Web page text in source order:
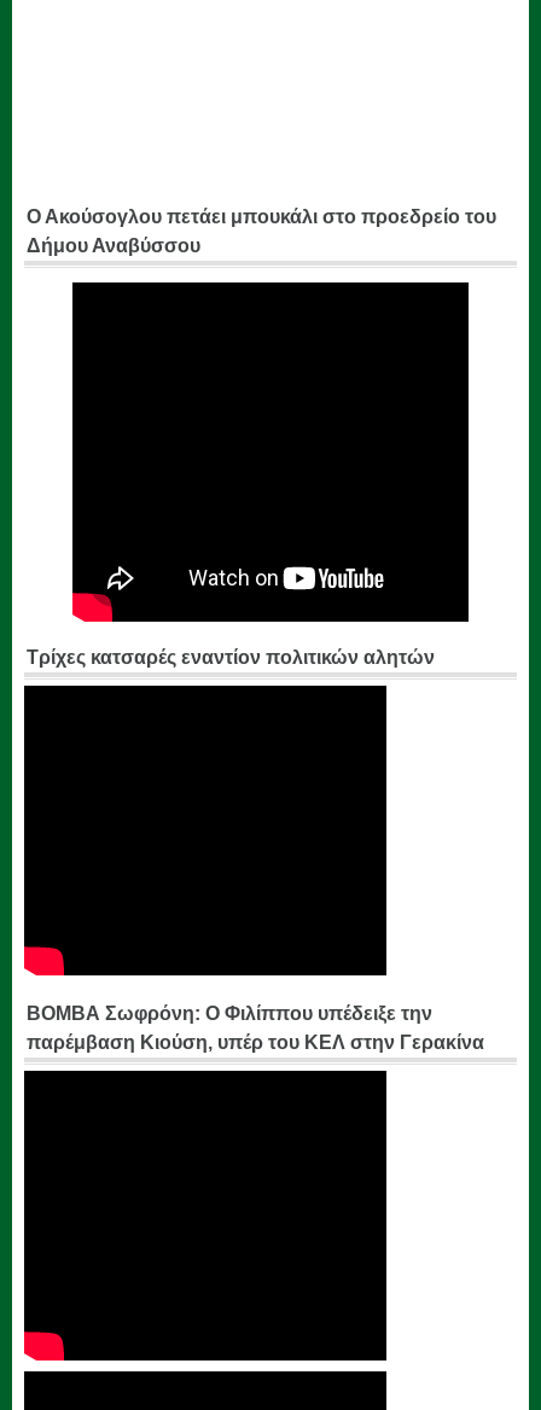
Ο Ακούσογλου πετάει μπουκάλι στο προεδρείο του
Δήμου Αναβύσσου
Τρίχες κατσαρές εναντίον πολιτικών αλητών
ΒΟΜΒΑ Σωφρόνη: Ο Φιλίππου υπέδειξε την
παρέμβαση Κιούση, υπέρ του ΚΕΛ στην Γερακίνα